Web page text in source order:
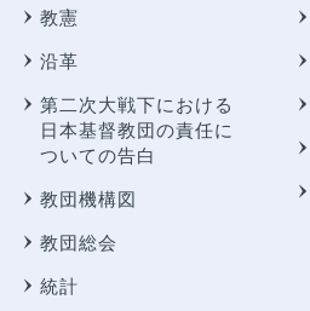
教憲
沿革
第二次大戦下における
日本基督教団の責任に
ついての告白
教団機構図
教団総会
統計